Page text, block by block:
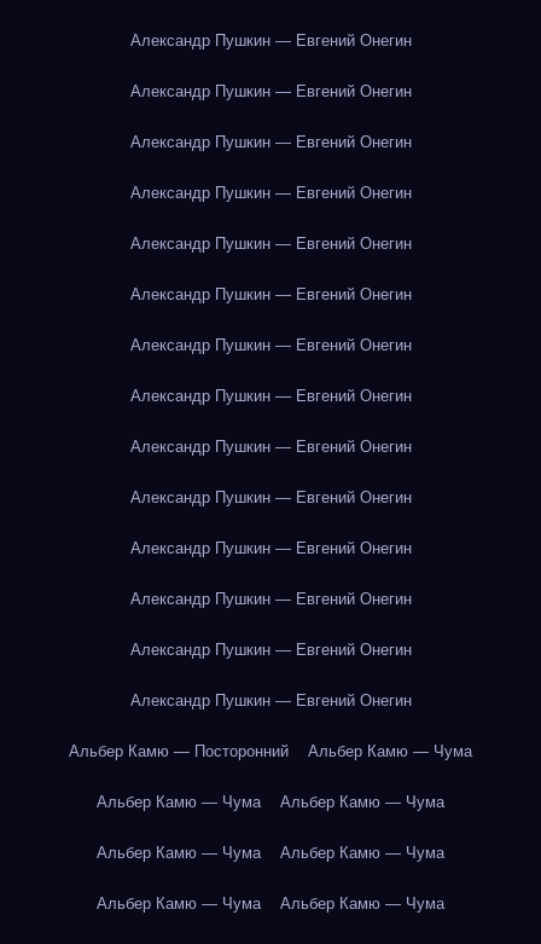
Александр Пушкин — Евгений Онегин
Александр Пушкин — Евгений Онегин
Александр Пушкин — Евгений Онегин
Александр Пушкин — Евгений Онегин
Александр Пушкин — Евгений Онегин
Александр Пушкин — Евгений Онегин
Александр Пушкин — Евгений Онегин
Александр Пушкин — Евгений Онегин
Александр Пушкин — Евгений Онегин
Александр Пушкин — Евгений Онегин
Александр Пушкин — Евгений Онегин
Александр Пушкин — Евгений Онегин
Александр Пушкин — Евгений Онегин
Александр Пушкин — Евгений Онегин
Альбер Камю — Посторонний Альбер Камю — Чума
Альбер Камю — Чума Альбер Камю — Чума
Альбер Камю — Чума Альбер Камю — Чума
Альбер Камю — Чума Альбер Камю — Чума